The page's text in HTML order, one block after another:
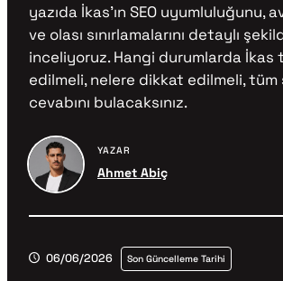
yazıda İkas’ın SEO uyumluluğunu,
ve olası sınırlamalarını detaylı
inceliyoruz. Hangi durumlarda İkas
edilmeli, nelere dikkat edilmeli, tüm
cevabını bulacaksınız.
YAZAR
Ahmet Abiç
06/06/2026 Son Güncelleme Tarihi